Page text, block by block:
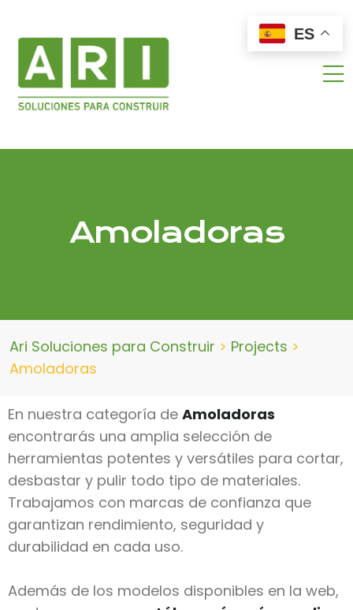
Amoladoras
Ari Soluciones para Construir > Projects >
Amoladoras
En nuestra categoría de Amoladoras
encontrarás una amplia selección de
herramientas potentes y versátiles para cortar,
desbastar y pulir todo tipo de materiales.
Trabajamos con marcas de confianza que
garantizan rendimiento, seguridad y
durabilidad en cada uso.
Además de los modelos disponibles en la web,
ES